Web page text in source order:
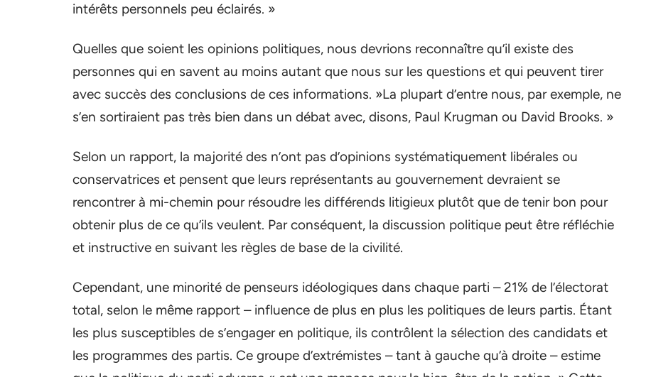
intérêts personnels peu éclairés. »
Quelles que soient les opinions politiques, nous devrions reconnaître qu’il existe des
personnes qui en savent au moins autant que nous sur les questions et qui peuvent tirer
avec succès des conclusions de ces informations. »La plupart d’entre nous, par exemple, ne
s’en sortiraient pas très bien dans un débat avec, disons, Paul Krugman ou David Brooks. »
Selon un rapport, la majorité des n’ont pas d’opinions systématiquement libérales ou
conservatrices et pensent que leurs représentants au gouvernement devraient se
rencontrer à mi-chemin pour résoudre les différends litigieux plutôt que de tenir bon pour
obtenir plus de ce qu’ils veulent. Par conséquent, la discussion politique peut être réfléchie
et instructive en suivant les règles de base de la civilité.
Cependant, une minorité de penseurs idéologiques dans chaque parti – 21% de l’électorat
total, selon le même rapport – influence de plus en plus les politiques de leurs partis. Étant
les plus susceptibles de s’engager en politique, ils contrôlent la sélection des candidats et
les programmes des partis. Ce groupe d’extrémistes – tant à gauche qu’à droite – estime